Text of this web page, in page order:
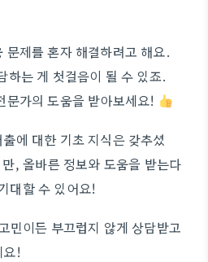
문제를 혼자 해결하려고 해요.
하는 게 첫걸음이 될 수 있죠.
문가의 도움을 받아보세요!
에 대한 기초 지식은 갖추셨
, 올바른 정보와 도움을 받는다
대할 수 있어요!
민이든 부끄럽지 않게 상담받고
요!